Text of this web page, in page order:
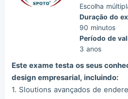
Escolha
Duração do
90 minutos
Período de
3 anos
Este exame testa os seus
design empresarial, incluindo:
1. Sloutions avançados de